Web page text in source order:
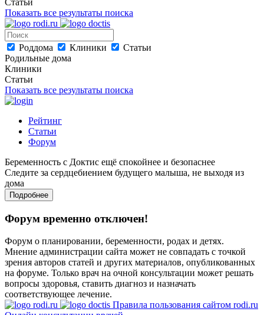
Статьи
Показать все результаты поиска
Роддома Клиники
Статьи
Родильные дома
Клиники
Статьи
Показать все результаты поиска
Рейтинг
Статьи
Форум
Беременность с Доктис ещё спокойнее и безопаснее
Следите за сердцебиением будущего малыша, не выходя из
дома
Подробнее
Форум временно отключен!
Форум о планировании, беременности, родах и детях.
Мнение администрации сайта может не совпадать с точкой
зрения авторов статей и других материалов, опубликованных
на форуме. Только врач на очной консультации может решать
вопросы здоровья, ставить диагноз и назначать
соответствующее лечение.
Правила пользования сайтом rodi.ru